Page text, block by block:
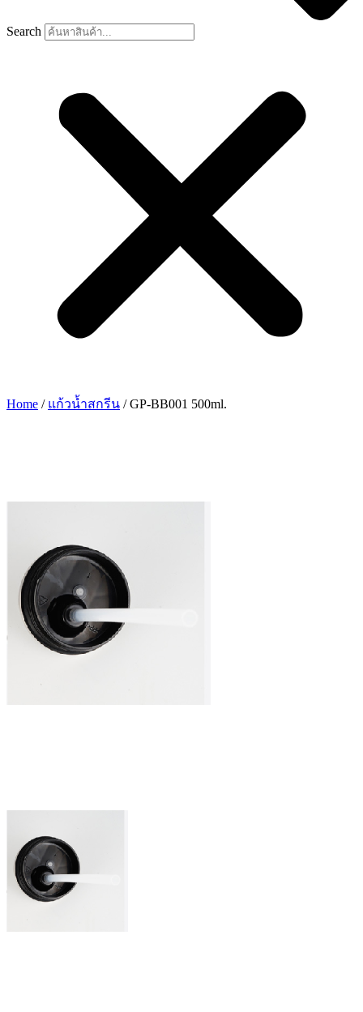
Search
Home / แก้วน้ำสกรีน / GP-BB001 500ml.